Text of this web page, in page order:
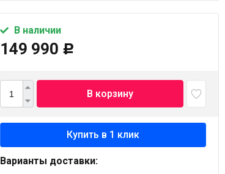
В наличии
149 990 Р
В корзину
Варианты доставки: